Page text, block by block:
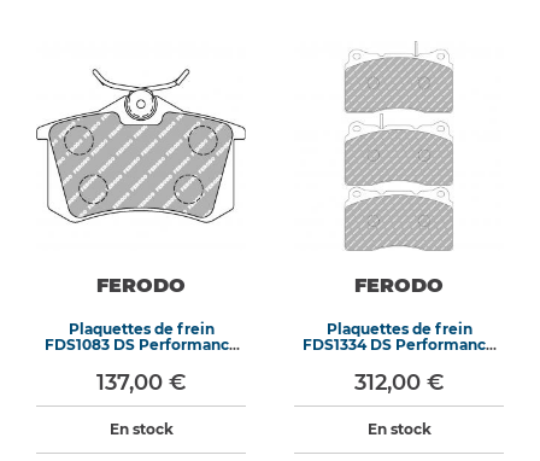
FERODO
Plaquettes de frein
FDS1083 DS Performance
mm
137,00 €
En stock
FERODO
Plaquettes de frein
FDS1334 DS Performance
mm
312,00 €
En stock